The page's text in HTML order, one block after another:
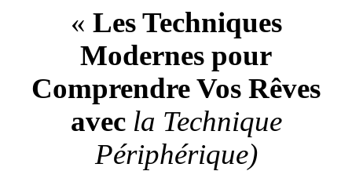
« Les Techniques
Modernes pour
Comprendre Vos Rêves
avec la Technique
Périphérique)